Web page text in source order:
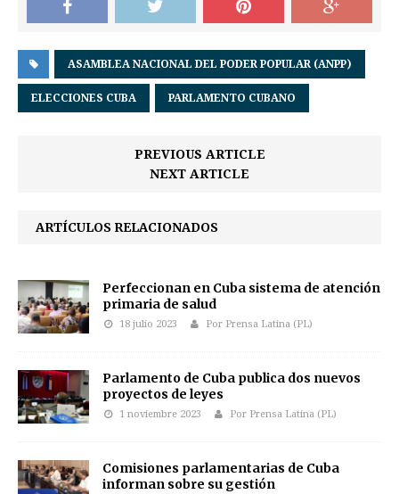
ASAMBLEA NACIONAL DEL PODER POPULAR (ANPP)
ELECCIONES CUBA PARLAMENTO CUBANO
PREVIOUS ARTICLE
NEXT ARTICLE
ARTÍCULOS RELACIONADOS
Perfeccionan en Cuba sistema de atención
primaria de salud
18 julio 2023 Por Prensa Latina (PL)
Parlamento de Cuba publica dos nuevos
proyectos de leyes
1 noviembre 2023 Por Prensa Latina (PL)
Comisiones parlamentarias de Cuba
informan sobre su gestión